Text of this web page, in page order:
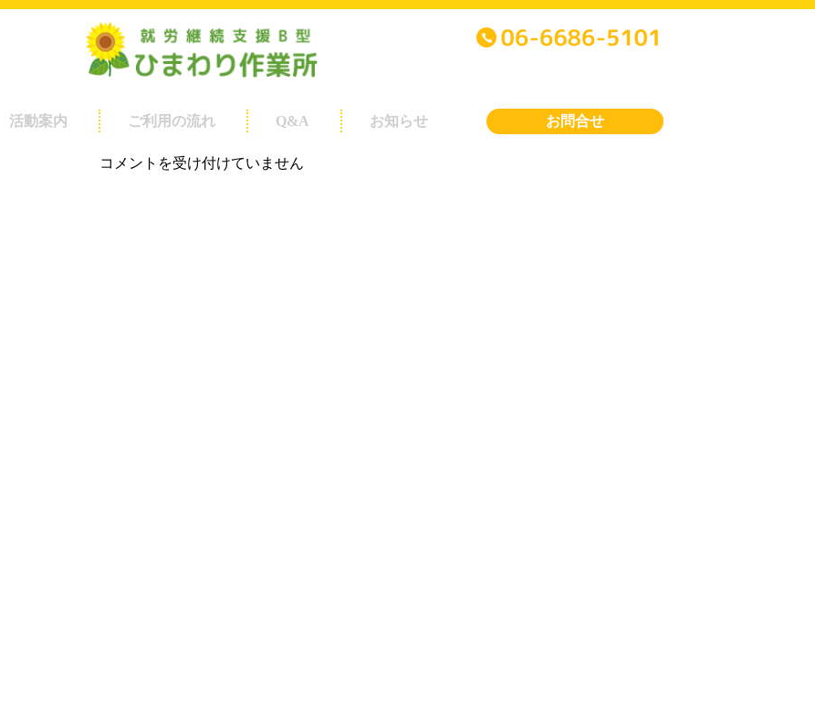
活動案内 ご利用の流れ Q&A お知らせ お問合せ
トップページの管理
2023/3/29
コメントを受け付けていません